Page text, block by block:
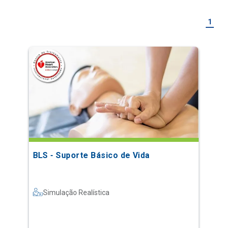
1
BLS - Suporte Básico de Vida
Simulação Realística